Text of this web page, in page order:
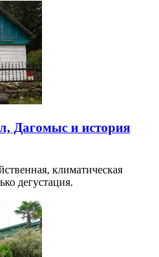
Дагомыс и история
климатическая
дегустация.